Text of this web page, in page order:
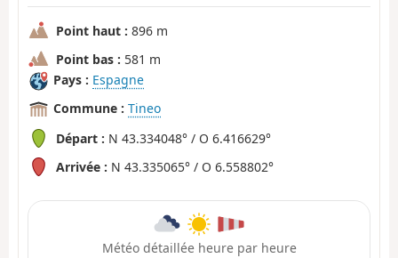
Point haut : 896 m
Point bas : 581 m
Pays : Espagne
Commune : Tineo
Départ : N 43.334048° / O 6.416629°
Arrivée : N 43.335065° / O 6.558802°
Météo détaillée heure par heure